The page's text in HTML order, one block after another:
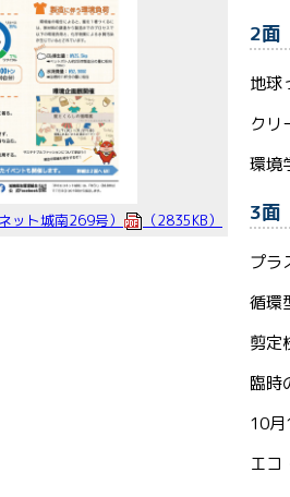
ット城南269号） （2835KB）
2面
地球
クリ
環境
3面
プラ
循環
剪定
臨時
10月
エコ